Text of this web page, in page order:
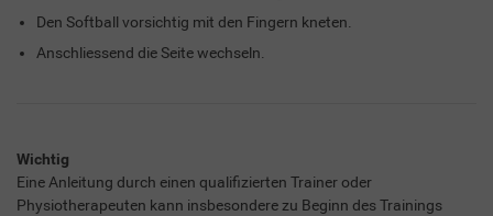
Den Softball vorsichtig mit den Fingern kneten.
Anschliessend die Seite wechseln.
Wichtig
Eine Anleitung durch einen qualifizierten Trainer oder
Physiotherapeuten kann insbesondere zu Beginn des Trainings